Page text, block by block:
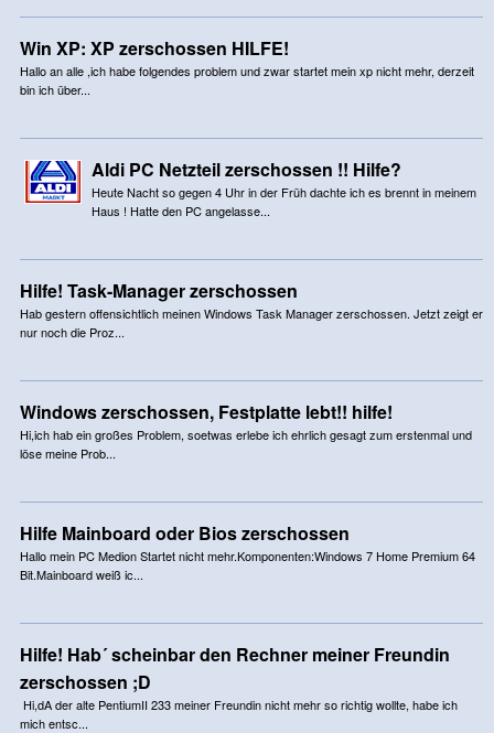
Win XP: XP zerschossen HILFE!
Hallo an alle ,ich habe folgendes problem und zwar startet mein xp nicht mehr, derzeit
bin ich über...
Aldi PC Netzteil zerschossen !! Hilfe?
Heute Nacht so gegen 4 Uhr in der Früh dachte ich es brennt in meinem
Haus ! Hatte den PC angelasse...
Hilfe! Task-Manager zerschossen
Hab gestern offensichtlich meinen Windows Task Manager zerschossen. Jetzt zeigt er
nur noch die Proz...
Windows zerschossen, Festplatte lebt!! hilfe!
Hi,ich hab ein großes Problem, soetwas erlebe ich ehrlich gesagt zum erstenmal und
löse meine Prob...
Hilfe Mainboard oder Bios zerschossen
Hallo mein PC Medion Startet nicht mehr.Komponenten:Windows 7 Home Premium 64
Bit.Mainboard weiß ic...
Hilfe! Hab´ scheinbar den Rechner meiner Freundin
zerschossen ;D
Hi,dA der alte PentiumII 233 meiner Freundin nicht mehr so richtig wollte, habe ich
mich entsc...